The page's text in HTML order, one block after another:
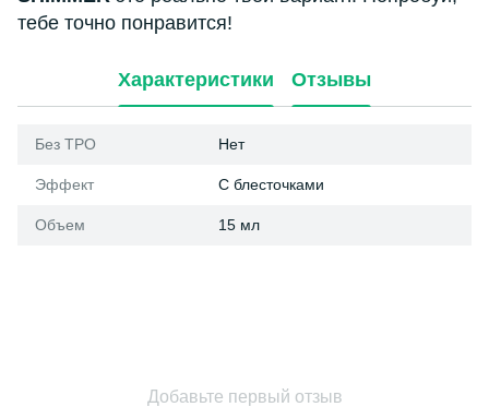
тебе точно понравится!
Характеристики Отзывы
Без ТРО Нет
Эффект С блесточками
Объем 15 мл
Добавьте первый отзыв